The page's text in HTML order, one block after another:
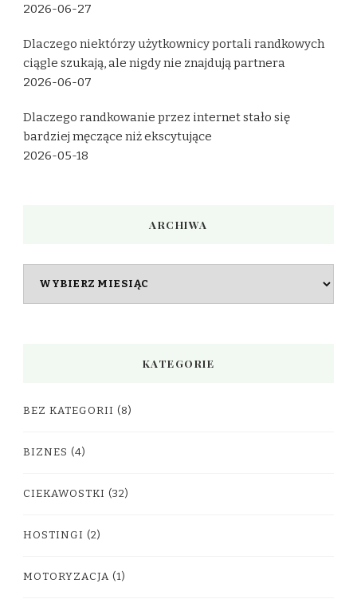
2026-06-27
Dlaczego niektórzy użytkownicy portali randkowych
ciągle szukają, ale nigdy nie znajdują partnera
2026-06-07
Dlaczego randkowanie przez internet stało się
bardziej męczące niż ekscytujące
2026-05-18
ARCHIWA
KATEGORIE
BEZ KATEGORII (8)
BIZNES (4)
CIEKAWOSTKI (32)
HOSTINGI (2)
MOTORYZACJA (1)